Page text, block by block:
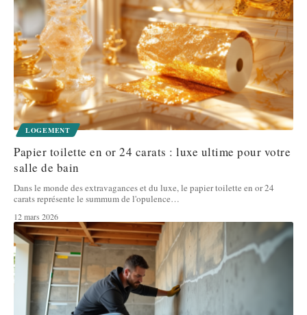
LOGEMENT
Papier toilette en or 24 carats : luxe ultime pour votre
salle de bain
Dans le monde des extravagances et du luxe, le papier toilette en or 24
carats représente le summum de l'opulence…
12 mars 2026